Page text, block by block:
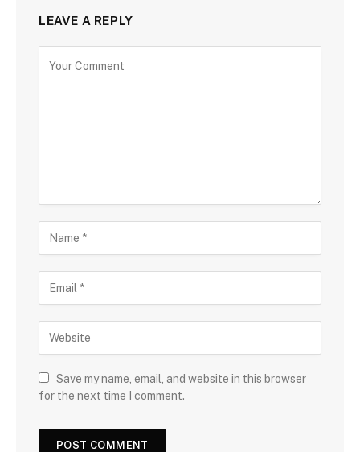
LEAVE A REPLY
Save my name, email, and website in this browser
for the next time I comment.